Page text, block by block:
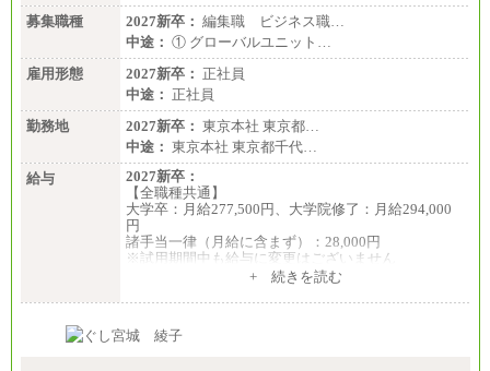
＜有期社員コース＞
■(株)JTBビジネストランスフォーム
有期契約職 月給185,000～195,000円
※詳細はJTBキャリアサイトよりご確認ください。
■(株)JTBパブリッシング ※2027年新卒募集終了
総合職 月給241,000円
中途：
①月給227,000円以上
②月給212,000円以上
③月給172,500円以上
④月給23万円～37万円
⑤月給20万円～25万円
⑥月給33万円～48万円
⑦月給271,000円以上
⑧～⑮月給200,000円〜月給400,000円
⑯月給185,000円以上
⑰月給237,000円以上
⑲東京：月給202,000 円以上 、京都：月給193,000 円
以上
募集職種
2027新卒： 編集職 ビジネス職…
中途： ① グローバルユニット…
雇用形態
2027新卒： 正社員
中途： 正社員
勤務地
2027新卒： 東京本社 東京都…
中途： 東京本社 東京都千代…
給与
2027新卒：
【全職種共通】
大学卒：月給277,500円、大学院修了：月給294,000
円
諸手当一律（月給に含まず）：28,000円
※試用期間中も給与に変更はございません
月給370,000円～
ます。
+ 続きを読む